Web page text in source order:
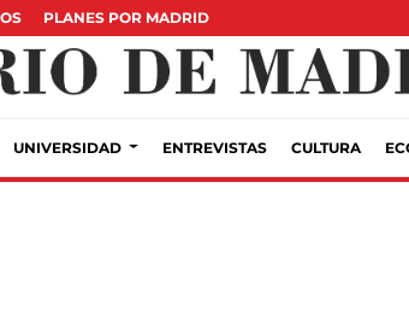
PLANES POR MADRID
UNIVERSIDAD ENTREVISTAS CULTURA